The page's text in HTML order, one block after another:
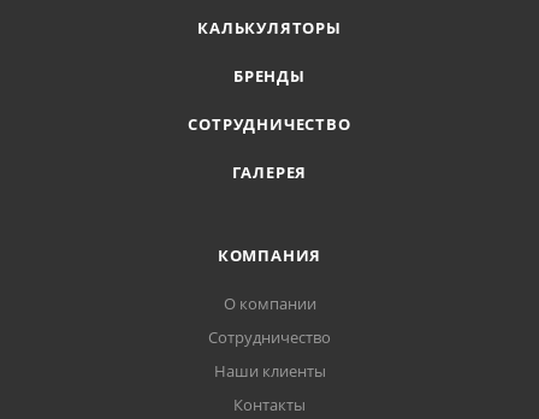
КАЛЬКУЛЯТОРЫ
БРЕНДЫ
СОТРУДНИЧЕСТВО
ГАЛЕРЕЯ
КОМПАНИЯ
О компании
Сотрудничество
Наши клиенты
Контакты